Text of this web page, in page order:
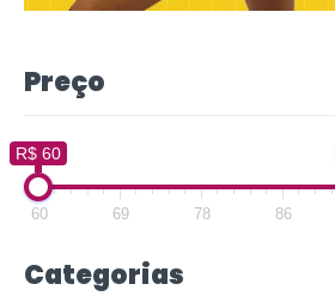
Preço
R$ 60
60 69 78 86
Categorias